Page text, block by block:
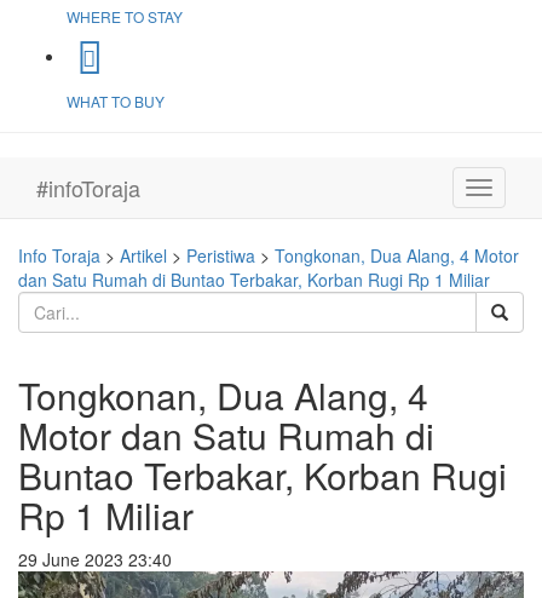
WHERE TO STAY
WHAT TO BUY
Toggle
#infoToraja
Info Toraja > Artikel > Peristiwa > Tongkonan, Dua Alang, 4 Motor
dan Satu Rumah di Buntao Terbakar, Korban Rugi Rp 1 Miliar
Tongkonan, Dua Alang, 4
Motor dan Satu Rumah di
Buntao Terbakar, Korban Rugi
Rp 1 Miliar
29 June 2023 23:40